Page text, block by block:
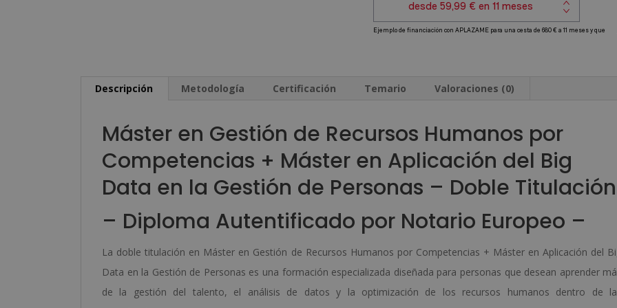
Competencias
en
Big
Data
en
Gestión
t
Descripción Metodología Certificación Temario Valoraciones (0)
Máster en Gestión de Recursos Humanos por
Competencias + Máster en Aplicación del Big
Data en la Gestión de Personas – Doble Titulación
– Diploma Autentificado por Notario Europeo –
La doble titulación en Máster en Gestión de Recursos Humanos por Competencias + Máster en Aplicación del
Data en la Gestión de Personas es una formación especializada diseñada para personas que desean aprender
de la gestión del talento, el análisis de datos y la optimización de los recursos humanos dentro de